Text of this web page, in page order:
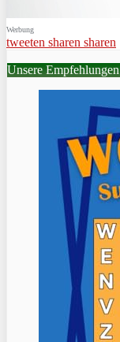
Werbung
tweeten sharen sharen
Unsere Empfehlungen